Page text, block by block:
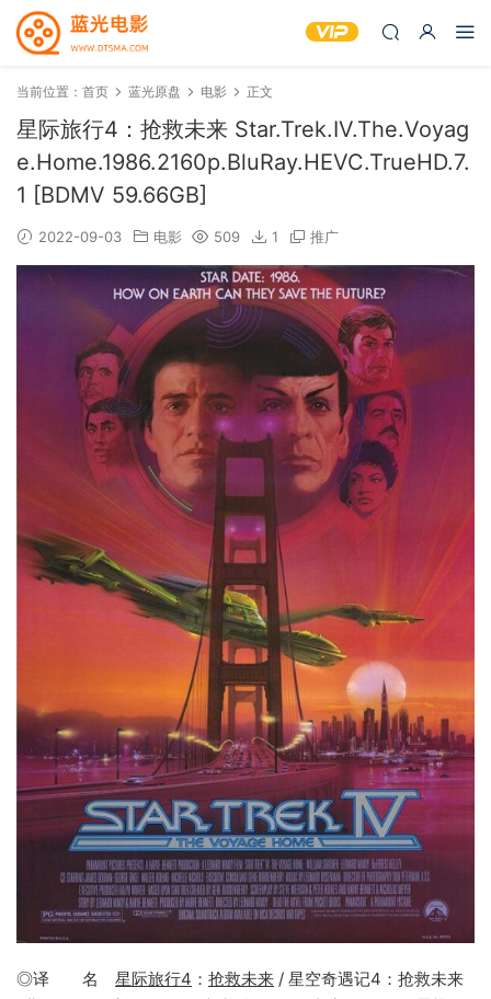
当前位置： 首页 蓝光原盘 电影 正文
星际旅行4：抢救未来 Star.Trek.IV.The.Voyag
e.Home.1986.2160p.BluRay.HEVC.TrueHD.7.
1 [BDMV 59.66GB]
2022-09-03 电影 509 1 推广
◎译 名 星际旅行4 ： 抢救未来 / 星空奇遇记4：抢救未来